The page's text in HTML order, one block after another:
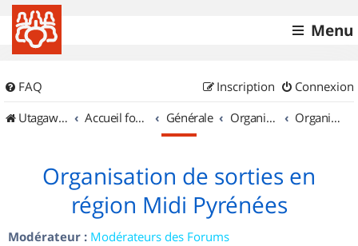
Menu
FAQ Connexion
Inscription
UtagawaVTT (Randos VTT et VTTAE avec traces GPS)
Accueil forum Générale Organisation de sorties & Recherche de partenaires Organisation de sorties en région Midi Pyrénées
Organisation de sorties en
région Midi Pyrénées
Modérateur : Modérateurs des Forums